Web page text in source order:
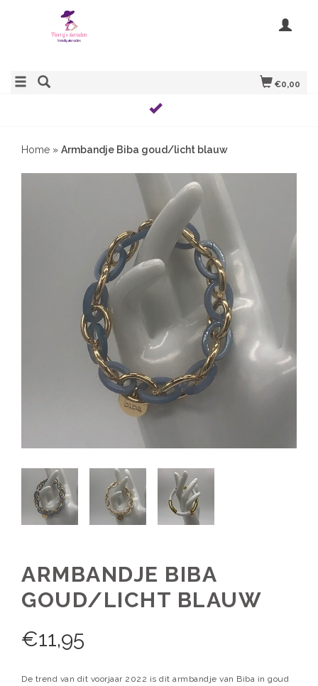
€0,00
Home » Armbandje Biba goud/licht blauw
ARMBANDJE BIBA
GOUD/LICHT BLAUW
€11,95
De trend van dit voorjaar 2022 is dit armbandje van Biba in goud